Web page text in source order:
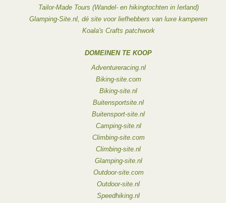
Tailor-Made Tours (Wandel- en hikingtochten in Ierland)
Glamping-Site.nl, dé site voor liefhebbers van luxe kamperen
Koala's Crafts patchwork
DOMEINEN TE KOOP
Adventureracing.nl
Biking-site.com
Biking-site.nl
Buitensportsite.nl
Buitensport-site.nl
Camping-site.nl
Climbing-site.com
Climbing-site.nl
Glamping-site.nl
Outdoor-site.com
Outdoor-site.nl
Speedhiking.nl